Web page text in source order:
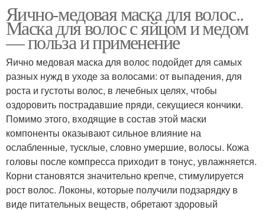
Яично-медовая маска для волос..
Маска для волос с яйцом и медом
— польза и применение
Яично медовая маска для волос подойдет для самых
разных нужд в уходе за волосами: от выпадения, для
роста и густоты волос, в лечебных целях, чтобы
оздоровить пострадавшие пряди, секущиеся кончики.
Помимо этого, входящие в состав этой маски
компоненты оказывают сильное влияние на
ослабленные, тусклые, словно умершие, волосы. Кожа
головы после компресса приходит в тонус, увлажняется.
Корни становятся значительно крепче, стимулируется
рост волос. Локоны, которые получили подзарядку в
виде питательных веществ, обретают здоровый